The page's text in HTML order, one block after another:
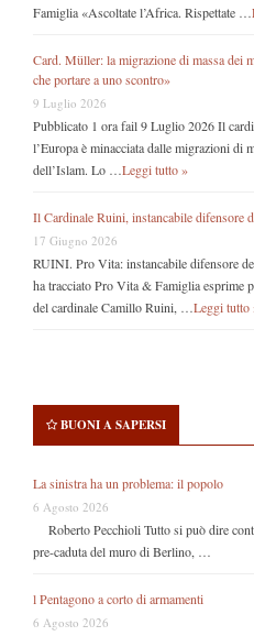
Famiglia «Ascoltate l’Africa. Rispettate …
Card. Müller: la migrazione di massa dei
che portare a uno scontro»
9 Luglio 2026
Pubblicato 1 ora fail 9 Luglio 2026 Il
l’Europa è minacciata dalle migrazioni di
dell’Islam. Lo … Leggi tutto »
Il Cardinale Ruini, instancabile difensore
17 Giugno 2026
RUINI. Pro Vita: instancabile difensore
ha tracciato Pro Vita & Famiglia esprime
del cardinale Camillo Ruini, … Leggi tutto
BUONI A SAPERSI
La sinistra ha un problema: il popolo
6 Agosto 2026
Roberto Pecchioli Tutto si può dire
pre-caduta del muro di Berlino, …
l Pentagono a corto di armamenti
6 Agosto 2026